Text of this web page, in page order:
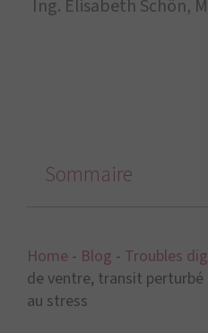
Ing. Elisabeth Schön,
Home - Blog - Troubles
de ventre, transit
au stress
Sommaire